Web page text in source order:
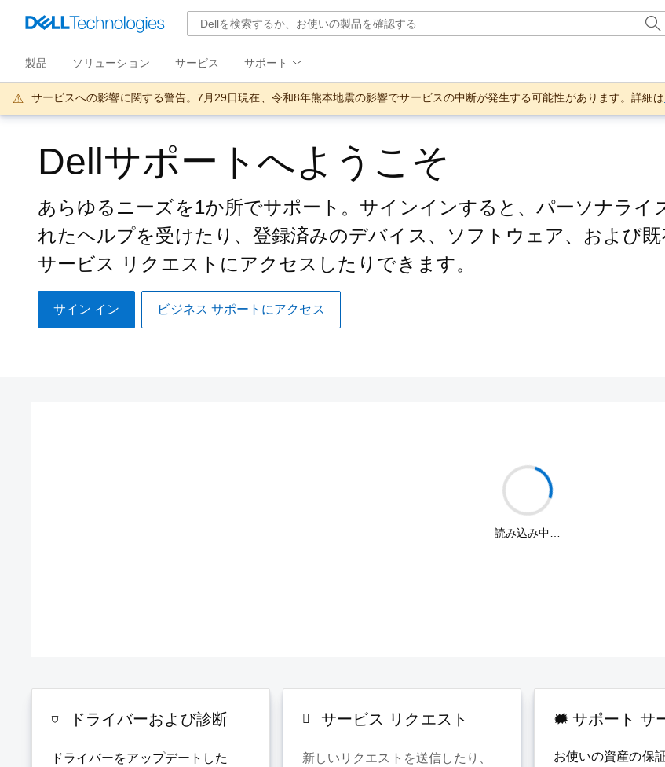
製品 ソリューション サービス サポート
サービスへの影響に関する警告。7月29日現在、令和8年熊本地震の影響でサービスの中断が発生する可能性があります。詳細は
Dellサポートへようこそ
あらゆるニーズを1か所でサポート。サインインすると、パーソナライ
れたヘルプを受けたり、登録済みのデバイス、ソフトウェア、および既
サービス リクエストにアクセスしたりできます。
サイン イン ビジネス サポートにアクセス
読み込み中…
ドライバーおよび診断
ドライバーをアップデートした
サービス リクエスト
新しいリクエストを送信したり、
サポート サ
お使いの資産の保